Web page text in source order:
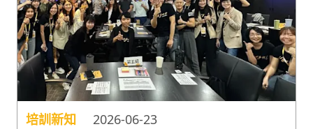
培訓新知 2026-06-23